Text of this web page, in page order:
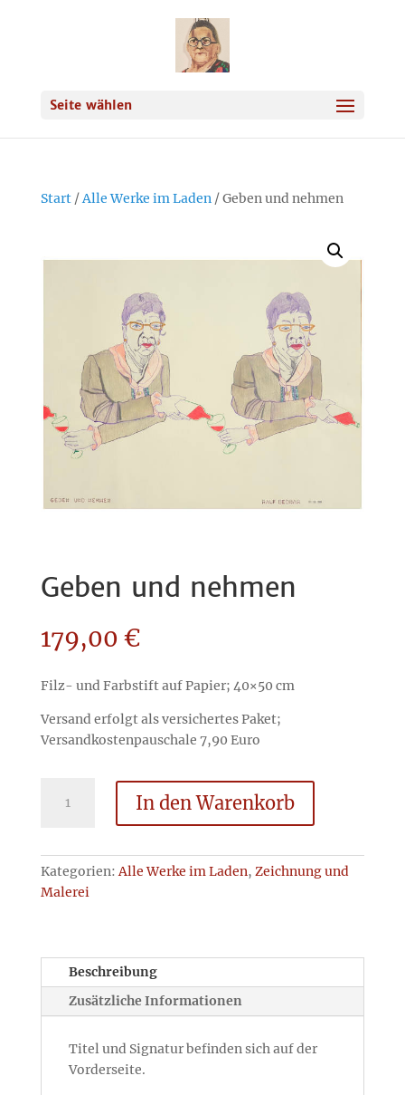
Seite wählen
Start/Alle Werke im Laden/ Geben und nehmen
Geben und nehmen
179,00 €
Filz- und Farbstift auf Papier; 40×50 cm
Versand erfolgt als versichertes Paket;
Versandkostenpauschale 7,90 Euro
In den Warenkorb
Kategorien:Alle Werke im Laden, Zeichnung und
Malerei
Beschreibung
Zusätzliche Informationen
Titel und Signatur befinden sich auf der
Vorderseite.